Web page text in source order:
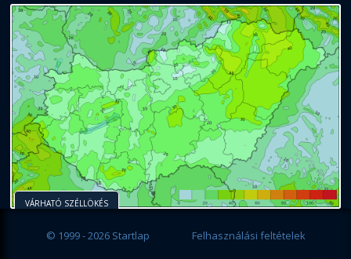
VÁRHATÓ SZÉLLÖKÉS
© 1999 - 2026 Startlap Felhasználási feltételek